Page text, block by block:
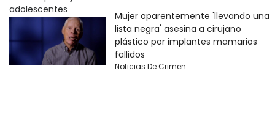
Mujer aparentemente 'llevando una
lista negra' asesina a cirujano
plástico por implantes mamarios
fallidos
Noticias De Crimen